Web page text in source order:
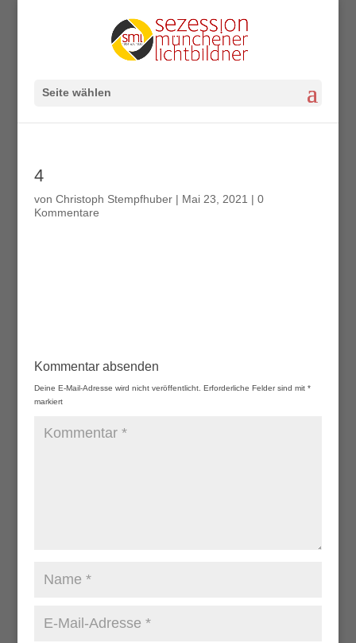
Seite wählen
4
von Christoph Stempfhuber| Mai 23, 2021 | 0
Kommentare
Kommentar absenden
Deine E-Mail-Adresse wird nicht veröffentlicht. Erforderliche Felder sind mit *
markiert